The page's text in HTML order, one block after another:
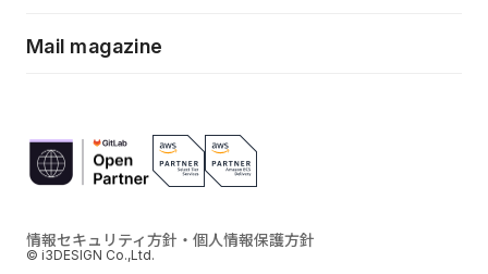
Mail magazine
情報セキュリティ方針・個人情報保護方針
© i3DESIGN Co.,Ltd.